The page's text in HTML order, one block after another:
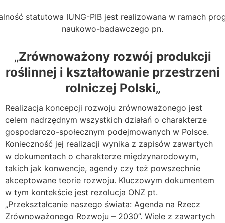
statutowa IUNG-PIB jest realizowana w ramach
naukowo-badawczego pn.
„Zrównoważony rozwój produkcji
roślinnej i kształtowanie przestrzeni
rolniczej Polski„
Realizacja koncepcji rozwoju zrównoważonego jest
celem nadrzędnym wszystkich działań o charakterze
gospodarczo-społecznym podejmowanych w Polsce.
Konieczność jej realizacji wynika z zapisów zawartych
w dokumentach o charakterze międzynarodowym,
takich jak konwencje, agendy czy też powszechnie
akceptowane teorie rozwoju. Kluczowym dokumentem
w tym kontekście jest rezolucja ONZ pt.
„Przekształcanie naszego świata: Agenda na Rzecz
Zrównoważonego Rozwoju – 2030”. Wiele z zawartych